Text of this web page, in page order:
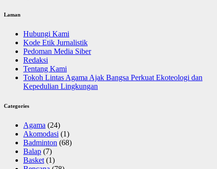
Laman
Hubungi Kami
Kode Etik Jurnalistik
Pedoman Media Siber
Redaksi
Tentang Kami
Tokoh Lintas Agama Ajak Bangsa Perkuat Ekoteologi dan
Kepedulian Lingkungan
Categories
Agama (24)
Akomodasi (1)
Badminton (68)
Balap (7)
Basket (1)